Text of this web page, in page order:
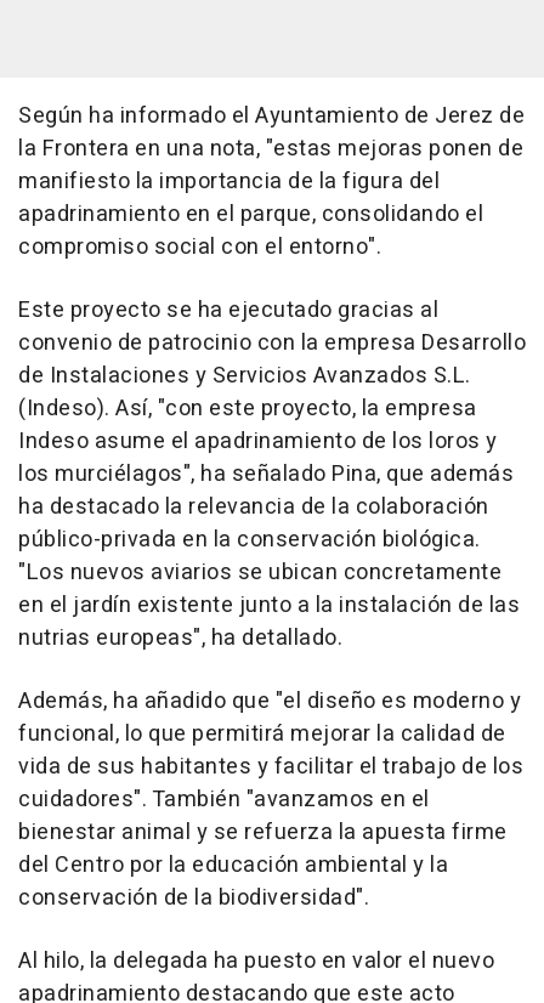
Según ha informado el Ayuntamiento de Jerez de
la Frontera en una nota, "estas mejoras ponen de
manifiesto la importancia de la figura del
apadrinamiento en el parque, consolidando el
compromiso social con el entorno".
Este proyecto se ha ejecutado gracias al
convenio de patrocinio con la empresa Desarrollo
de Instalaciones y Servicios Avanzados S.L.
(Indeso). Así, "con este proyecto, la empresa
Indeso asume el apadrinamiento de los loros y
los murciélagos", ha señalado Pina, que además
ha destacado la relevancia de la colaboración
público-privada en la conservación biológica.
"Los nuevos aviarios se ubican concretamente
en el jardín existente junto a la instalación de las
nutrias europeas", ha detallado.
Además, ha añadido que "el diseño es moderno y
funcional, lo que permitirá mejorar la calidad de
vida de sus habitantes y facilitar el trabajo de los
cuidadores". También "avanzamos en el
bienestar animal y se refuerza la apuesta firme
del Centro por la educación ambiental y la
conservación de la biodiversidad".
Al hilo, la delegada ha puesto en valor el nuevo
apadrinamiento destacando que este acto